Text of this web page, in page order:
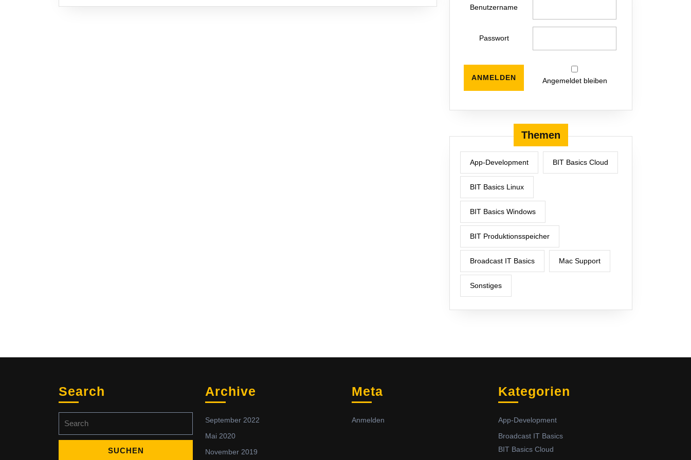
Benutzername
Passwort
Angemeldet bleiben
Themen
App-Development BIT Basics Cloud
BIT Basics Linux
BIT Basics Windows
BIT Produktionsspeicher
Broadcast IT Basics Mac Support
Sonstiges
Search
for:
Archive
September 2022
Mai 2020
November 2019
Meta
Anmelden
Kategorien
App-Development
Broadcast IT Basics
BIT Basics Cloud